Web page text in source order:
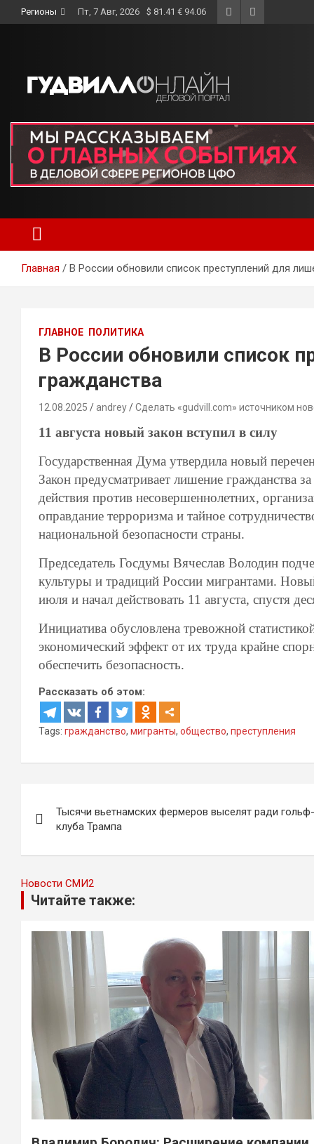
to
Регионы Пт, 7 Авг, 2026 $ 81.41 € 94.06
Главная В России обновили список преступлений для
ГЛАВНОЕ ПОЛИТИКА
В России обновили список
гражданства
12.08.2025 andrey Сделать «gudvill.com» источником
11 августа новый закон вступил в силу
Государственная Дума утвердила новый
Закон предусматривает лишение гражданства
действия против несовершеннолетних,
оправдание терроризма и тайное
национальной безопасности страны.
Председатель Госдумы Вячеслав Володин
культуры и традиций России мигрантами.
июля и начал действовать 11 августа, спустя
Инициатива обусловлена тревожной
экономический эффект от их труда крайне
обеспечить безопасность.
Рассказать об этом:
Tags: гражданство, мигранты, общество, преступления
по
записям
Тысячи вьетнамских фермеров выселят ради гольф-
клуба Трампа
Новости СМИ2
Читайте также: